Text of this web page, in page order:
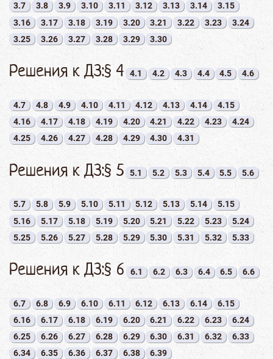
3.7 3.8 3.9 3.10 3.11 3.12 3.13 3.14
3.15
3.16
3.17 3.18 3.19 3.20 3.21 3.22 3.23
3.24
3.25
3.26 3.27 3.28 3.29 3.30
Решения к ДЗ:§ 4 4.1 4.2 4.3 4.4 4.5 4.6
4.7 4.8 4.9 4.10 4.11 4.12 4.13 4.14
4.15
4.16
4.17 4.18 4.19 4.20 4.21 4.22 4.23
4.24
4.25
4.26 4.27 4.28 4.29 4.30 4.31
Решения к ДЗ:§ 5 5.1 5.2 5.3 5.4 5.5 5.6
5.7 5.8 5.9 5.10 5.11 5.12 5.13 5.14
5.15
5.16
5.17 5.18 5.19 5.20 5.21 5.22 5.23
5.24
5.25
5.26 5.27 5.28 5.29 5.30 5.31 5.32 5.33
Решения к ДЗ:§ 6 6.1 6.2 6.3 6.4 6.5 6.6
6.7 6.8 6.9 6.10 6.11 6.12 6.13 6.14
6.15
6.16
6.17 6.18 6.19 6.20 6.21 6.22 6.23
6.24
6.25
6.26 6.27 6.28 6.29 6.30 6.31 6.32
6.33
6.34
6.35 6.36 6.37 6.38 6.39